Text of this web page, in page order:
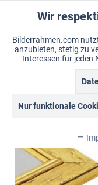
Menü
Topseller
Funktionale
Marketing
Service
Wir
Bilderrahmen.com
anzubieten, stetig zu
Interessen für jeden
Nur funktionale